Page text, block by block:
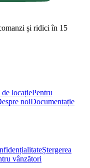
și ridici în 15
de locațiePentru
noiDocumentație
Ștergerea
vânzători